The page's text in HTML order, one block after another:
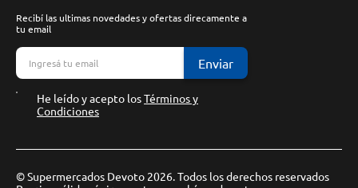
Recibí las ultimas novedades y ofertas direcamente a
tu email
Enviar
He leído y acepto losTérminos y
Condiciones
© Supermercados Devoto 2026. Todos los derechos reservados